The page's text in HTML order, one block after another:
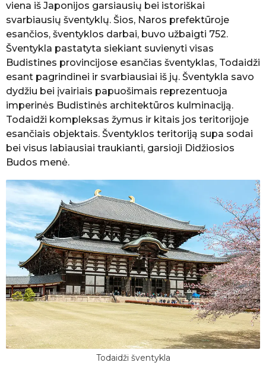
viena iš Japonijos garsiausių bei istoriškai
svarbiausių šventyklų. Šios, Naros prefektūroje
esančios, šventyklos darbai, buvo užbaigti 752.
Šventykla pastatyta siekiant suvienyti visas
Budistines provincijose esančias šventyklas, Todaidži
esant pagrindinei ir svarbiausiai iš jų. Šventykla savo
dydžiu bei įvairiais papuošimais reprezentuoja
imperinės Budistinės architektūros kulminaciją.
Todaidži kompleksas žymus ir kitais jos teritorijoje
esančiais objektais. Šventyklos teritoriją supa sodai
bei visus labiausiai traukianti, garsioji Didžiosios
Budos menė.
Todaidži šventykla